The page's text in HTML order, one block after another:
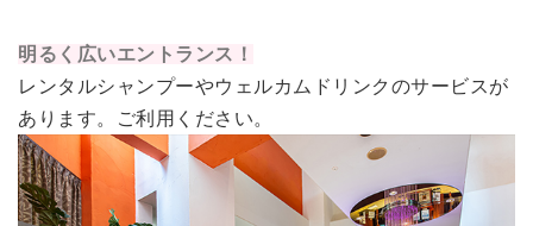
明るく広いエントランス！
レンタルシャンプーやウェルカムドリンクのサービスが
あります。ご利用ください。